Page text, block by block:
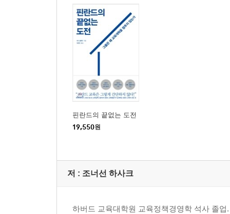
핀란드의 끝없는 도전
19,550원
저 : 조너선 하사크
하버드 교육대학원 교육정책경영학 석사 졸